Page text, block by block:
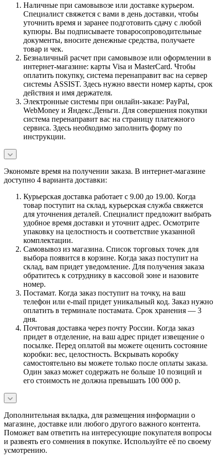
Наличные при самовывозе или доставке курьером.
Специалист свяжется с вами в день доставки, чтобы
уточнить время и заранее подготовить сдачу с любой
купюры. Вы подписываете товаросопроводительные
документы, вносите денежные средства, получаете
товар и чек.
Безналичный расчет при самовывозе или оформлении в
интернет-магазине: карты Visa и MasterCard. Чтобы
оплатить покупку, система перенаправит вас на сервер
системы ASSIST. Здесь нужно ввести номер карты, срок
действия и имя держателя.
Электронные системы при онлайн-заказе: PayPal,
WebMoney и Яндекс.Деньги. Для совершения покупки
система перенаправит вас на страницу платежного
сервиса. Здесь необходимо заполнить форму по
инструкции.
Экономьте время на получении заказа. В интернет-магазине
доступно 4 варианта доставки:
Курьерская доставка работает с 9.00 до 19.00. Когда
товар поступит на склад, курьерская служба свяжется
для уточнения деталей. Специалист предложит выбрать
удобное время доставки и уточнит адрес. Осмотрите
упаковку на целостность и соответствие указанной
комплектации.
Самовывоз из магазина. Список торговых точек для
выбора появится в корзине. Когда заказ поступит на
склад, вам придет уведомление. Для получения заказа
обратитесь к сотруднику в кассовой зоне и назовите
номер.
Постамат. Когда заказ поступит на точку, на ваш
телефон или e-mail придет уникальный код. Заказ нужно
оплатить в терминале постамата. Срок хранения — 3
дня.
Почтовая доставка через почту России. Когда заказ
придет в отделение, на ваш адрес придет извещение о
посылке. Перед оплатой вы можете оценить состояние
коробки: вес, целостность. Вскрывать коробку
самостоятельно вы можете только после оплаты заказа.
Один заказ может содержать не больше 10 позиций и
его стоимость не должна превышать 100 000 р.
Дополнительная вкладка, для размещения информации о
магазине, доставке или любого другого важного контента.
Поможет вам ответить на интересующие покупателя вопросы
и развеять его сомнения в покупке. Используйте её по своему
усмотрению.